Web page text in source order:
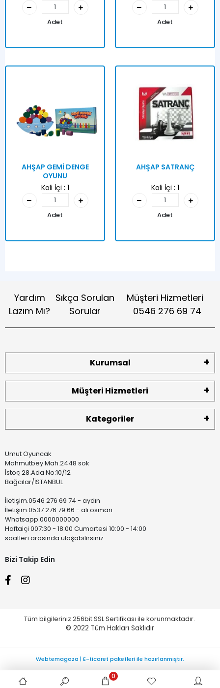
Adet Adet
AHŞAP GEMİ DENGE
OYUNU
Koli İçi : 1
Adet
AHŞAP SATRANÇ
Koli İçi : 1
Adet
Yardım
Lazım Mı?
Sıkça Sorulan
Sorular
Müşteri Hizmetleri
0546 276 69 74
Kurumsal
Müşteri Hizmetleri
Kategoriler
Umut Oyuncak
Mahmutbey Mah.2448 sok
İstoç 28.Ada No:10/12
Bağcılar/İSTANBUL
İletişim.0546 276 69 74 - aydın
İletişim.0537 276 79 66 - ali osman
Whatsapp.0000000000
Haftaiçi 007:30 - 18:00 Cumartesi 10:00 - 14:00
saatleri arasında ulaşabilirsiniz.
Bizi Takip Edin
Tüm bilgileriniz 256bit SSL Sertifikası ile korunmaktadır.
© 2022 Tüm Hakları Saklıdır
0
Webtemagaza | E-ticaret paketleri ile hazırlanmıştır.